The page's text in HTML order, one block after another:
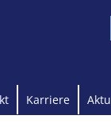
Karriere